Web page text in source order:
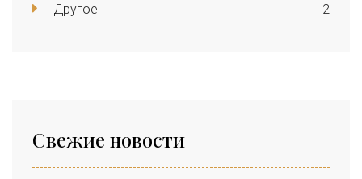
Другое 2
Свежие новости